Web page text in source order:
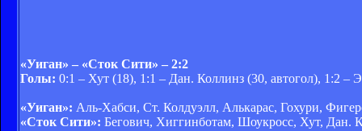
«Уиган» – «Сток Сити» – 2:2
Голы: 0:1 – Хут (18), 1:1 – Дан. Коллинз (30, автогол), 1:2 –
«Уиган»: Аль-Хабси, Ст. Колдуэлл, Алькарас, Гохури,
«Сток Сити»: Бегович, Хиггинботам, Шоукросс, Хут, Дан.